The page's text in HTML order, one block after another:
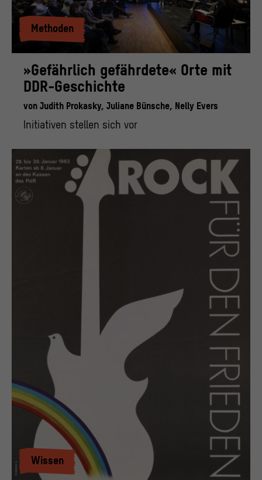
Methoden
»Gefährlich gefährdete« Orte mit
DDR-Geschichte
von Judith Prokasky, Juliane Bünsche, Nelly Evers
Initiativen stellen sich vor
Wissen